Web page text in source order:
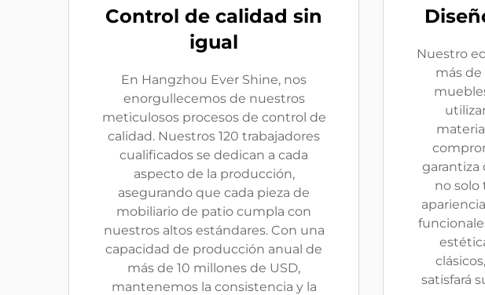
Control de calidad sin
igual
En Hangzhou Ever Shine, nos
enorgullecemos de nuestros
meticulosos procesos de control de
calidad. Nuestros 120 trabajadores
cualificados se dedican a cada
aspecto de la producción,
asegurando que cada pieza de
mobiliario de patio cumpla con
nuestros altos estándares. Con una
capacidad de producción anual de
más de 10 millones de USD,
mantenemos la consistencia y la
Nuestro
más
garantiza
no solo
satisfará